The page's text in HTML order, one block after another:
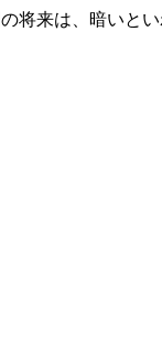
来は、暗いとい